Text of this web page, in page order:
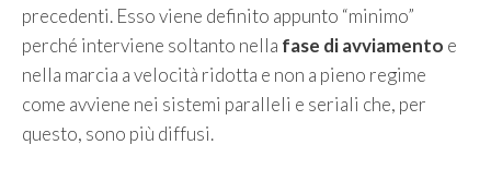
precedenti. Esso viene definito appunto “minimo”
perché interviene soltanto nella fase di avviamento e
nella marcia a velocità ridotta e non a pieno regime
come avviene nei sistemi paralleli e seriali che, per
questo, sono più diffusi.